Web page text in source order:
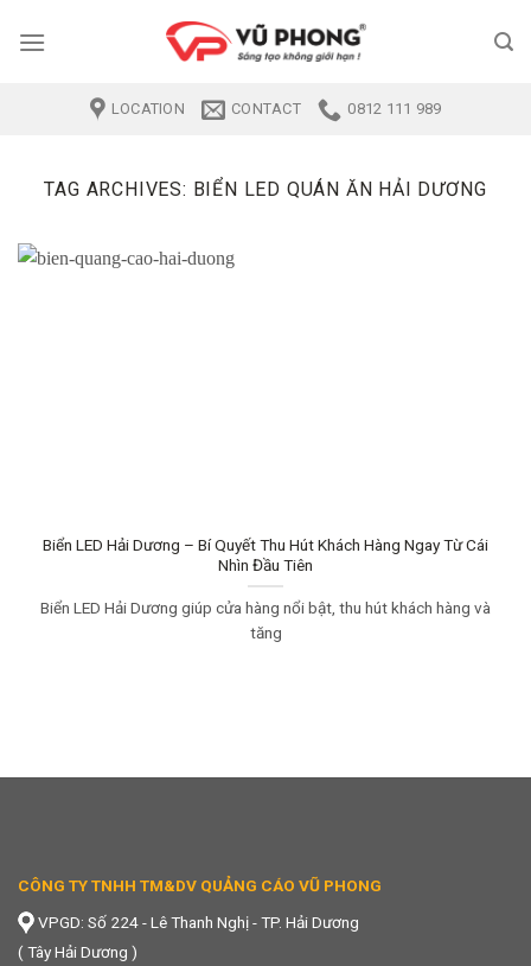
LOCATION CONTACT 0812 111 989
TAG ARCHIVES: BIỂN LED QUÁN ĂN HẢI DƯƠNG
Biển LED Hải Dương – Bí Quyết Thu Hút Khách Hàng Ngay Từ Cái
Nhìn Đầu Tiên
Biển LED Hải Dương giúp cửa hàng nổi bật, thu hút khách hàng và
tăng
CÔNG TY TNHH TM&DV QUẢNG CÁO VŨ PHONG
VPGD: Số 224 - Lê Thanh Nghị - TP. Hải Dương
( Tây Hải Dương )